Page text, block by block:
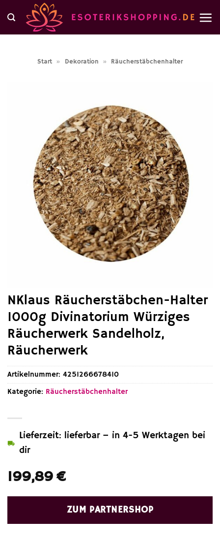
Inhalt
springen
Start » Dekoration » Räucherstäbchenhalter
NKlaus Räucherstäbchen-Halter
1000g Divinatorium Würziges
Räucherwerk Sandelholz,
Räucherwerk
199,89€
Lieferzeit: lieferbar – in 4-5 Werktagen bei
dir
ZUM PARTNERSHOP
Artikelnummer: 4251266678410
Kategorie: Räucherstäbchenhalter